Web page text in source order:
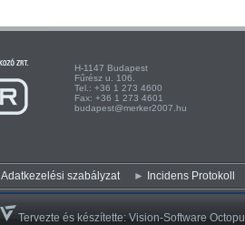
H-1147 Budapest H-
Fűrész u. 106.
Tel.: +36 1 273 4600
Fax: +36 1 273 4601
budapest@merker2007.hu
Adatkezelési szabályzat Incidens Protokoll
Tervezte és készítette:Vision-Software